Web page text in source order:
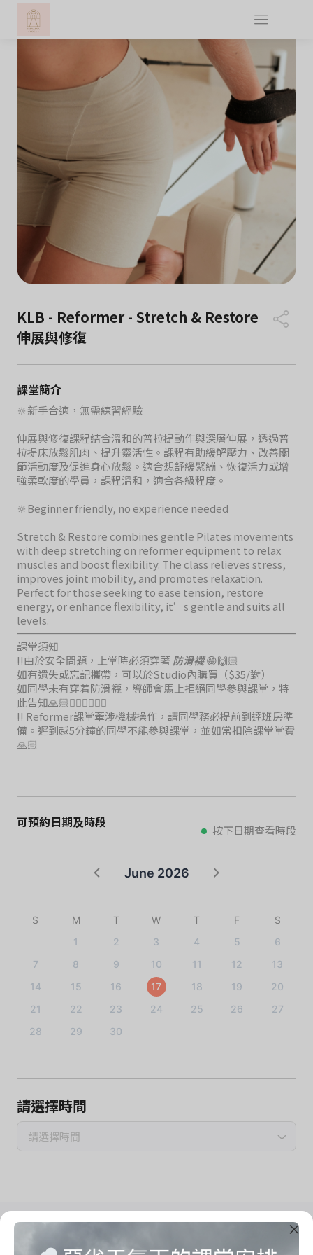
KLB - Reformer - Stretch & Restore
伸展與修復
課堂簡介
🔆新手合適，無需練習經驗
伸展與修復課程結合溫和的普拉提動作與深層伸展，透過普
拉提床放鬆肌肉、提升靈活性。課程有助緩解壓力、改善關
節活動度及促進身心放鬆。適合想舒緩緊繃、恢復活力或增
強柔軟度的學員，課程溫和，適合各級程度。
🔆Beginner friendly, no experience needed
Stretch & Restore combines gentle Pilates movements
with deep stretching on reformer equipment to relax
muscles and boost flexibility. The class relieves stress,
improves joint mobility, and promotes relaxation.
Perfect for those seeking to ease tension, restore
energy, or enhance flexibility, it’s gentle and suits all
levels.
課堂須知
‼️由於安全問題，上堂時必須穿著 防滑襪😁🙌🏻
如有遺失或忘記攜帶，可以於Studio內購買（$35/對）
如同學未有穿着防滑襪，導師會馬上拒絕同學參與課堂，特
此告知🙏🏻🙇🏻‍♀️🙇🏻‍♀️
‼️ Reformer課堂牽涉機械操作，請同學務必提前到達班房準
備。遲到越5分鐘的同學不能參與課堂，並如常扣除課堂堂費
🙏🏻
可預約日期及時段 按下日期查看時段
June 2026
S M T W T F
S
1
2 3 4 5
6
7
8 9 10 11 12
13
14
15 16 17 18 19
20
21
22 23 24 25 26
27
28
29 30
請選擇時間
請選擇時間
Imrama Yoga Studio
把心思留給自己